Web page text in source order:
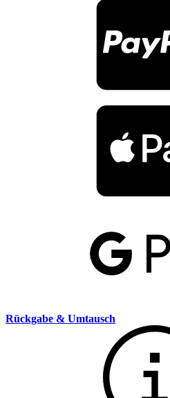
Rückgabe & Umtausch